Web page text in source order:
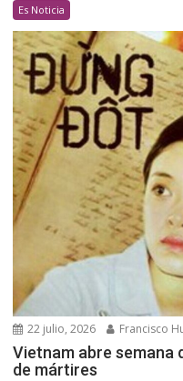
Es Noticia
22 julio, 2026 Francisco
Vietnam abre semana
de mártires